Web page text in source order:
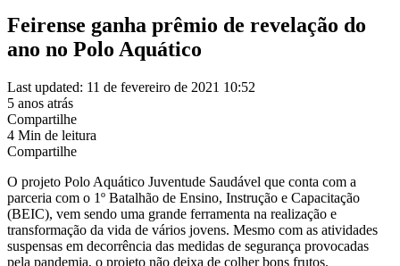
Feirense ganha prêmio de revelação do
ano no Polo Aquático
Last updated: 11 de fevereiro de 2021 10:52
5 anos atrás
Compartilhe
4 Min de leitura
Compartilhe
O projeto Polo Aquático Juventude Saudável que conta com a
parceria com o 1º Batalhão de Ensino, Instrução e Capacitação
(BEIC), vem sendo uma grande ferramenta na realização e
transformação da vida de vários jovens. Mesmo com as atividades
suspensas em decorrência das medidas de segurança provocadas
pela pandemia, o projeto não deixa de colher bons frutos.